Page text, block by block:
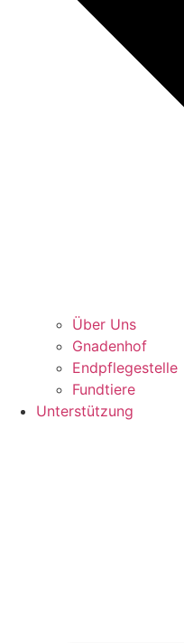
Über Uns
Gnadenhof
Endpflegestelle
Fundtiere
Unterstützung